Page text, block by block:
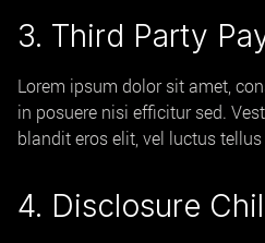
3. Third Party
Lorem ipsum dolor sit amet,
in posuere nisi efficitur sed.
blandit eros elit, vel luctus
4. Disclosure